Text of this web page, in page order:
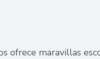
ofrece maravillas